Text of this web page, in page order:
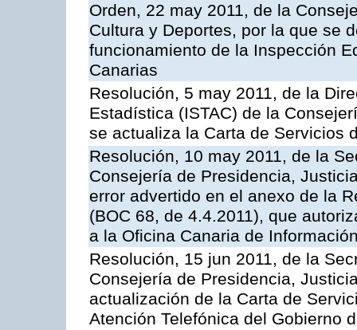
Orden, 22 may 2011, de la
Cultura y Deportes, por la que se
funcionamiento de la Inspección
Canarias
Resolución, 5 may 2011, de la
Estadística (ISTAC) de la
se actualiza la Carta de Servicios
Resolución, 10 may 2011, de la
Consejería de Presidencia,
error advertido en el anexo de la
(BOC 68, de 4.4.2011), que
a la Oficina Canaria de
Resolución, 15 jun 2011, de la
Consejería de Presidencia,
actualización de la Carta de
Atención Telefónica del Gobierno